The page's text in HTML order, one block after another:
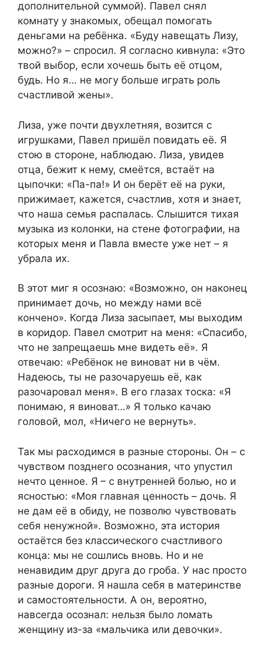
дополнительной суммой). Павел снял
комнату у знакомых, обещал помогать
деньгами на ребёнка. «Буду навещать Лизу,
можно?» – спросил. Я согласно кивнула: «Это
твой выбор, если хочешь быть её отцом,
будь. Но я… не могу больше играть роль
счастливой жены».
Лиза, уже почти двухлетняя, возится с
игрушками, Павел пришёл повидать её. Я
стою в стороне, наблюдаю. Лиза, увидев
отца, бежит к нему, смеётся, встаёт на
цыпочки: «Па-па!» И он берёт её на руки,
прижимает, кажется, счастлив, хотя и знает,
что наша семья распалась. Слышится тихая
музыка из колонки, на стене фотографии, на
которых меня и Павла вместе уже нет – я
убрала их.
В этот миг я осознаю: «Возможно, он наконец
принимает дочь, но между нами всё
кончено». Когда Лиза засыпает, мы выходим
в коридор. Павел смотрит на меня: «Спасибо,
что не запрещаешь мне видеть её». Я
отвечаю: «Ребёнок не виноват ни в чём.
Надеюсь, ты не разочаруешь её, как
разочаровал меня». В его глазах тоска: «Я
понимаю, я виноват…» Я только качаю
головой, мол, «Ничего не вернуть».
Так мы расходимся в разные стороны. Он – с
чувством позднего осознания, что упустил
нечто ценное. Я – с внутренней болью, но и
ясностью: «Моя главная ценность – дочь. Я
не дам её в обиду, не позволю чувствовать
себя ненужной». Возможно, эта история
остаётся без классического счастливого
конца: мы не сошлись вновь. Но и не
ненавидим друг друга до гроба. У нас просто
разные дороги. Я нашла себя в материнстве
и самостоятельности. А он, вероятно,
навсегда осознал: нельзя было ломать
женщину из-за «мальчика или девочки».